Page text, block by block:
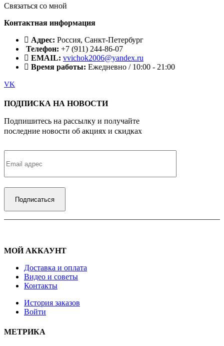
Связаться со мной
Контактная информация
Адрес: Россия, Санкт-Петербург
Телефон: +7 (911) 244-86-07
EMAIL: vvichok2006@yandex.ru
Время работы: Ежедневно / 10:00 - 21:00
VK
ПОДПИСКА НА НОВОСТИ
Подпишитесь на рассылку и получайте
последние новости об акциях и скидках
МОЙ АККАУНТ
Доставка и оплата
Видео и советы
Контакты
История заказов
Войти
МЕТРИКА